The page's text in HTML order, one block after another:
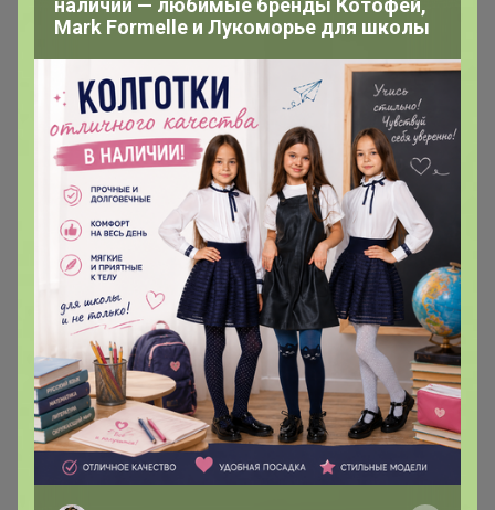
ШОК ЦЕНА
1 500р
Кеды мужские ОТ00173500
RALF RINGER
Хит
4 526р
Кроссовки мужские (100%
Кожа), Riveri by Ralf Ringer
наличии — любимые бренды Котофей,
Mark Formelle и Лукоморье для школы